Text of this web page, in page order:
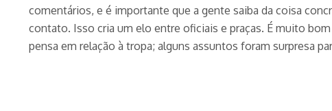
comentários, e é importante que a gente saiba da coisa
contato. Isso cria um elo entre oficiais e praças. É muito
pensa em relação à tropa; alguns assuntos foram surpresa